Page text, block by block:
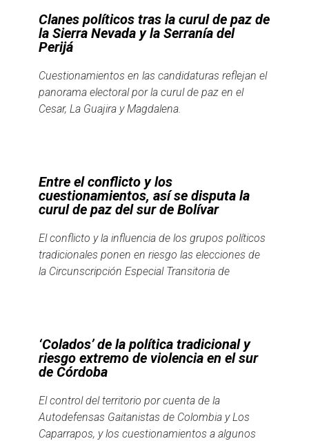
Clanes políticos tras la curul de paz de
la Sierra Nevada y la Serranía del
Perijá
Cuestionamientos en las candidaturas reflejan el
panorama electoral por la curul de paz en el
Cesar, La Guajira y Magdalena.
Entre el conflicto y los
cuestionamientos, así se disputa la
curul de paz del sur de Bolívar
El conflicto y la influencia de los grupos políticos
tradicionales ponen en riesgo las elecciones de
la Circunscripción Especial Transitoria de
‘Colados’ de la política tradicional y
riesgo extremo de violencia en el sur
de Córdoba
El control del territorio por cuenta de la
Autodefensas Gaitanistas de Colombia y Los
Caparrapos, y los cuestionamientos a algunos